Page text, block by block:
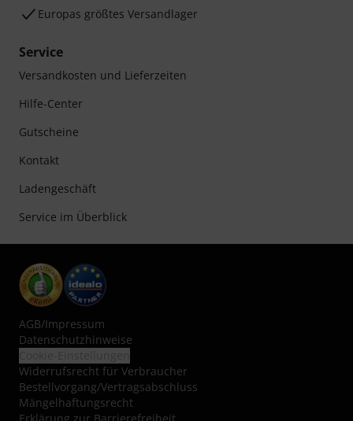
Europas größtes Versandlager
Service
Versandkosten und Lieferzeiten
Hilfe-Center
Gutscheine
Kontakt
Ladengeschäft
Service im Überblick
AGB/Impressum
Datenschutzhinweise
Widerrufsrecht für Verbraucher
Bestellvorgang/Vertragsabschluss
Mängelhaftungsrecht